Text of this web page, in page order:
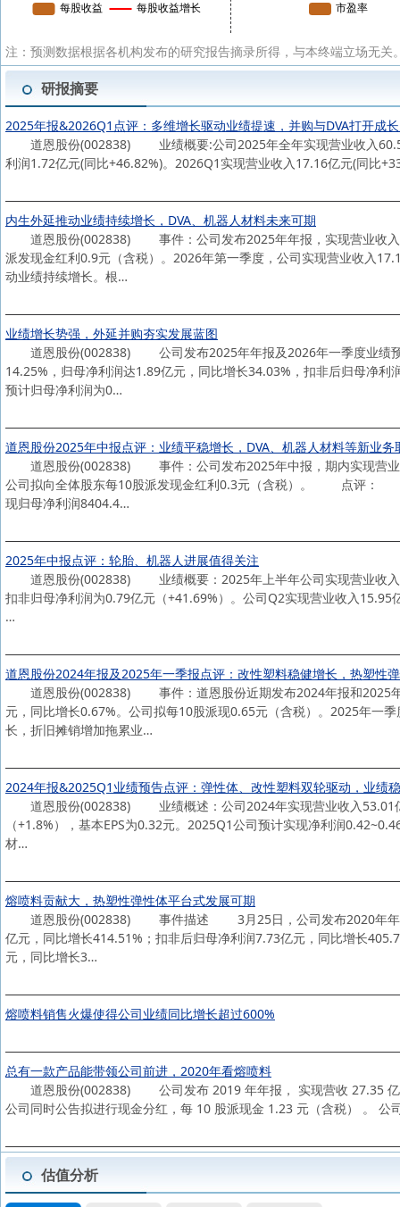
注：预测数据根据各机构发布的研究报告摘录所得，与本终端立场无
研报摘要
2025年报&2026Q1点评：多维增长驱动业绩提速，并购与DVA打开成
道恩股份(002838) 业绩概要:公司2025年全年实现营业收入60.56
利润1.72亿元(同比+46.82%)。2026Q1实现营业收入17.16亿元(同比
内生外延推动业绩持续增长，DVA、机器人材料未来可期
道恩股份(002838) 事件：公司发布2025年年报，实现营业收入
派发现金红利0.9元（含税）。2026年第一季度，公司实现营业收
动业绩持续增长。根…
业绩增长势强，外延并购夯实发展蓝图
道恩股份(002838) 公司发布2025年年报及2026年一季度业绩
14.25%，归母净利润达1.89亿元，同比增长34.03%，扣非后归母净
预计归母净利润为0…
道恩股份2025年中报点评：业绩平稳增长，DVA、机器人材料等新业务
道恩股份(002838) 事件：公司发布2025年中报，期内实现营业
公司拟向全体股东每10股派发现金红利0.3元（含税）。 点评：
现归母净利润8404.4…
2025年中报点评：轮胎、机器人进展值得关注
道恩股份(002838) 业绩概要：2025年上半年公司实现营业收入
扣非归母净利润为0.79亿元（+41.69%）。公司Q2实现营业收入
…
道恩股份2024年报及2025年一季报点评：改性塑料稳健增长，热塑性
道恩股份(002838) 事件：道恩股份近期发布2024年报和2025年
元，同比增长0.67%。公司拟每10股派现0.65元（含税）。2025
长，折旧摊销增加拖累业…
2024年报&2025Q1业绩预告点评：弹性体、改性塑料双轮驱动，业绩
道恩股份(002838) 业绩概述：公司2024年实现营业收入53.01亿
（+1.8%），基本EPS为0.32元。2025Q1公司预计实现净利润
材…
熔喷料贡献大，热塑性弹性体平台式发展可期
道恩股份(002838) 事件描述 3月25日，公司发布2020年年度报
亿元，同比增长414.51%；扣非后归母净利润7.73亿元，同比增长
元，同比增长3…
熔喷料销售火爆使得公司业绩同比增长超过600%
总有一款产品能带领公司前进，2020年看熔喷料
道恩股份(002838) 公司发布 2019 年年报， 实现营收 27.35 亿
公司同时公告拟进行现金分红，每 10 股派现金 1.23 元（含税） 。
估值分析